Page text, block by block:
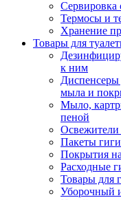
Сервировка
Термосы и
Хранение
Товары для
к ним
Диспенсеры
мыла и
Мыло,
пеной
Освежители
Пакеты
Покрытия
Расходные
Товары для
Уборочный